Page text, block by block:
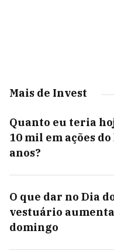
Mais de Invest
Quanto eu teria
10 mil em ações
anos?
O que dar no Dia
vestuário
domingo